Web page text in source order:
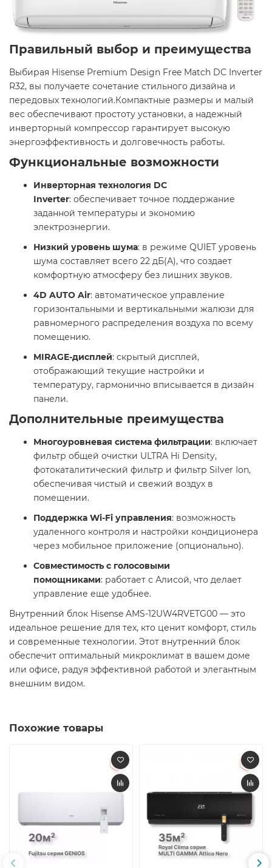
Правильный выбор и преимущества
Выбирая Hisense Premium Design Free Match DC Inverter
R32, вы получаете сочетание стильного дизайна и
передовых технологий.Компактные размеры и малый
вес обеспечивают простоту установки, а надежный
инверторный компрессор гарантирует высокую
энергоэффективность и долговечность работы. ​
Функциональные возможности
Инверторная технология DC
Inverter: обеспечивает точное поддержание
заданной температуры и экономию
электроэнергии.​
Низкий уровень шума: в режиме QUIET уровень
шума составляет всего 22 дБ(А), что создает
комфортную атмосферу без лишних звуков. ​
4D AUTO Air: автоматическое управление
горизонтальными и вертикальными жалюзи для
равномерного распределения воздуха по всему
помещению. ​
MIRAGE-дисплей: скрытый дисплей,
отображающий текущие настройки и
температуру, гармонично вписывается в дизайн
панели. ​
Дополнительные преимущества
Многоуровневая система фильтрации: включает
фильтр общей очистки ULTRA Hi Density,
фотокаталитический фильтр и фильтр Silver Ion,
обеспечивая чистый и свежий воздух в
помещении. ​
Поддержка Wi-Fi управления: возможность
удаленного контроля и настройки кондиционера
через мобильное приложение (опционально). ​
Совместимость с голосовыми
помощниками: работает с Алисой, что делает
управление еще удобнее. ​
Внутренний блок Hisense AMS-12UW4RVETG00 — это
идеальное решение для тех, кто ценит комфорт, стиль
и современные технологии. Этот внутренний блок
обеспечит оптимальный микроклимат в вашем доме
или офисе, радуя эффективной работой и элегантным
внешним видом. ​
Похожие товары